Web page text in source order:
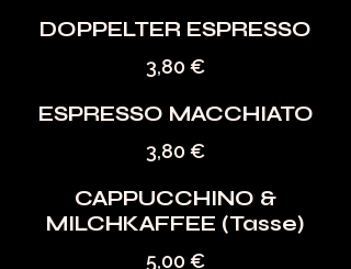
DOPPELTER ESPRESSO
3,80 €
ESPRESSO MACCHIATO
3,80 €
CAPPUCCHINO &
MILCHKAFFEE (Tasse)
5,00 €